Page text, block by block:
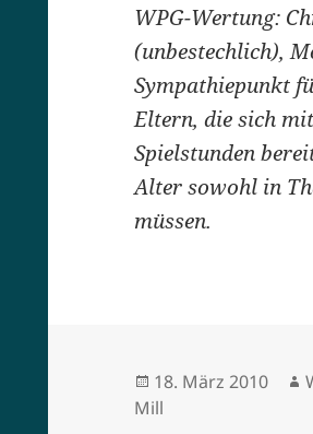
WPG-Wertung:
(unbestechlich),
Sympathiepunkt
Eltern, die sich
Spielstunden
Alter sowohl in
müssen.
Veröffentlicht
am
18. März 2010
Mill